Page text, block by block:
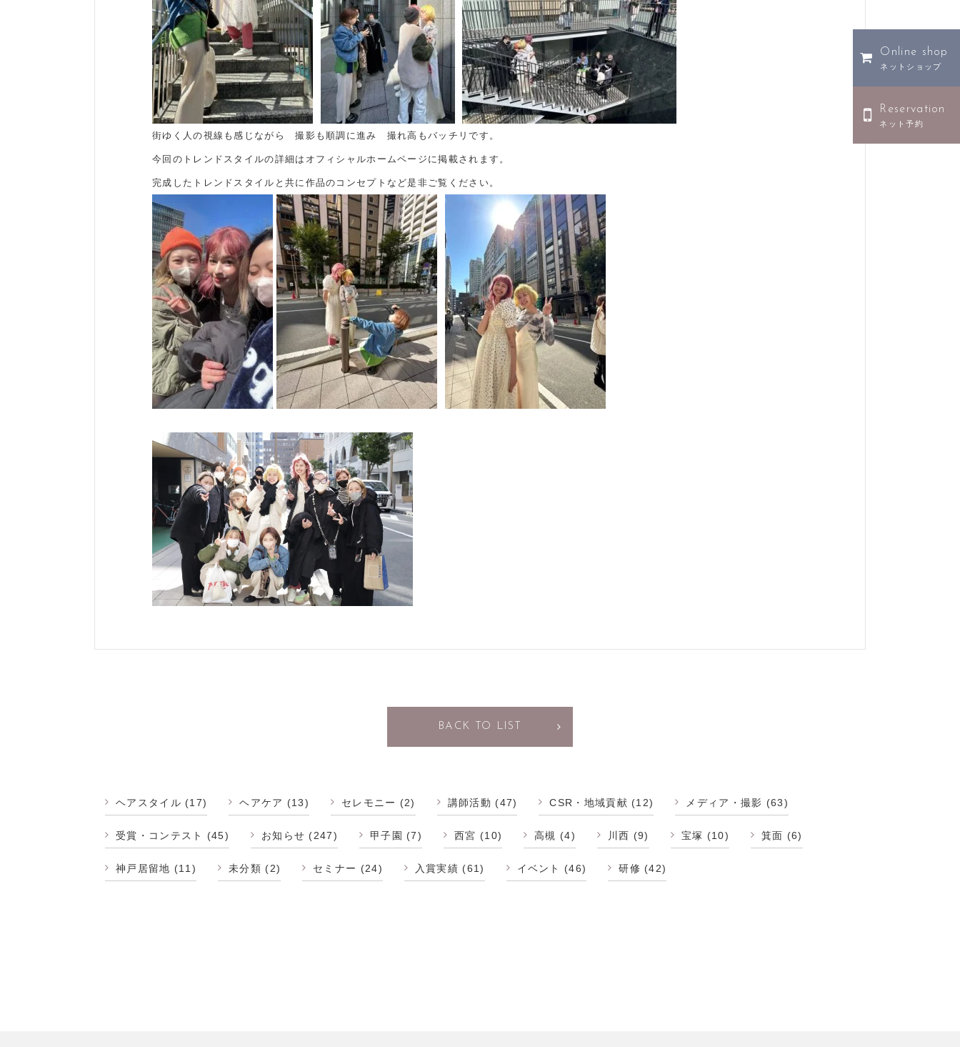
Online shop
ネットショップ
Reservation
ネット予約
街ゆく人の視線も感じながら 撮影も順調に進み 撮れ高もバッチリです。
今回のトレンドスタイルの詳細はオフィシャルホームページに掲載されます。
完成したトレンドスタイルと共に作品のコンセプトなど是非ご覧ください。
BACK TO LIST
ヘアスタイル (17) ヘアケア (13) セレモニー (2) 講師活動 (47) CSR・地域貢献 (12) メディア・撮影 (63)
受賞・コンテスト (45) お知らせ (247) 甲子園 (7) 西宮 (10) 高槻 (4) 川西 (9) 宝塚 (10) 箕面 (6)
神戸居留地 (11) 未分類 (2) セミナー (24) 入賞実績 (61) イベント (46) 研修 (42)